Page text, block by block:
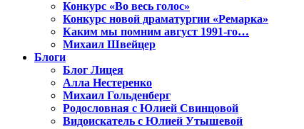
Конкурс «Во весь голос»
Конкурс новой драматургии «Ремарка»
Каким мы помним август 1991-го…
Михаил Швейцер
Блоги
Блог Лицея
Алла Нестеренко
Михаил Гольденберг
Родословная с Юлией Свинцовой
Видоискатель с Юлией Утышевой